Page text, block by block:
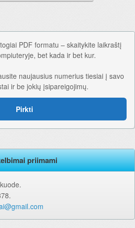
PDF formatu – skaitykite laikraštį
bet kada ir bet kur.
naujausius numerius tiesiai į savo
ir be jokių įsipareigojimų.
Pirkti
priimami